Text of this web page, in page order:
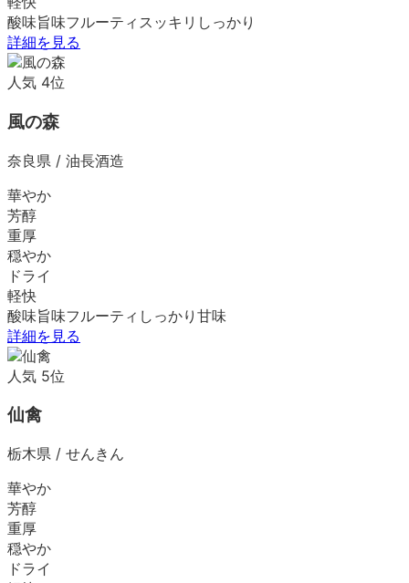
酸味旨味フルーティ スッキリ しっかり
詳細を見る
人気 4位
風の森
奈良県 / 油長酒造
華やか
芳醇
重厚
穏やか
ドライ
軽快
酸味旨味フルーティ しっかり 甘味
詳細を見る
人気 5位
仙禽
栃木県 / せんきん
華やか
芳醇
重厚
穏やか
ドライ